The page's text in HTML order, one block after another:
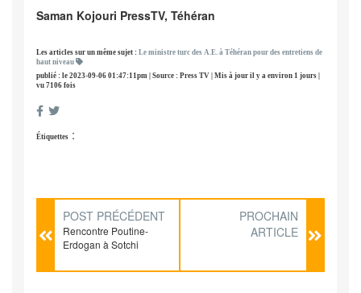
Saman Kojouri PressTV, Téhéran
Les articles sur un même sujet : Le ministre turc des A.E. à Téhéran pour des entretiens de
haut niveau
publié : le 2023-09-06 01:47:11pm | Source : Press TV | Mis à jour il y a environ 1 jours |
vu 7106 fois
Étiquettes :
POST PRÉCÉDENT
Rencontre Poutine-
Erdogan à Sotchi
PROCHAIN
ARTICLE